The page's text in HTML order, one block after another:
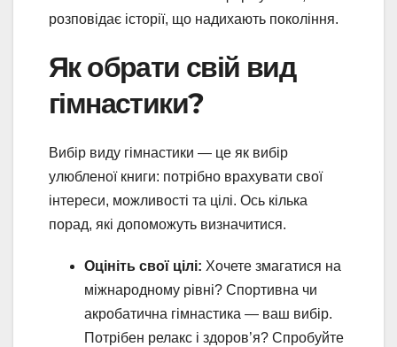
розповідає історії, що надихають покоління.
Як обрати свій вид
гімнастики?
Вибір виду гімнастики — це як вибір
улюбленої книги: потрібно врахувати свої
інтереси, можливості та цілі. Ось кілька
порад, які допоможуть визначитися.
Оцініть свої цілі: Хочете змагатися на
міжнародному рівні? Спортивна чи
акробатична гімнастика — ваш вибір.
Потрібен релакс і здоров’я? Спробуйте